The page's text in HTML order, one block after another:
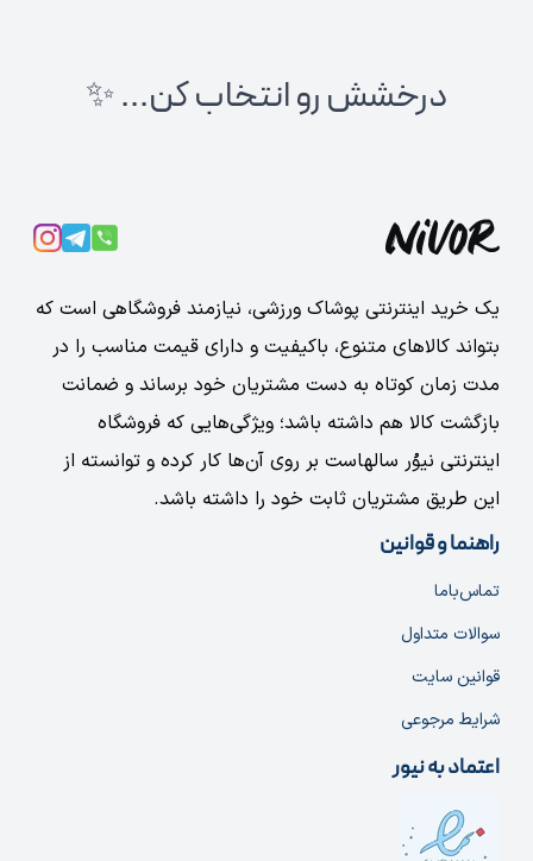
درخشش رو انتخاب کن... ✨
یک خرید اینترنتی پوشاک ورزشی، نیازمند فروشگاهی است که
بتواند کالاهای متنوع، باکیفیت و دارای قیمت مناسب را در
مدت زمان کوتاه به دست مشتریان خود برساند و ضمانت
بازگشت کالا هم داشته باشد؛ ویژگی‌هایی که فروشگاه
اینترنتی نیوُر سالهاست بر روی آن‌ها کار کرده و توانسته از
این طریق مشتریان ثابت خود را داشته باشد.
راهنما و قوانین
تماس‌با‌ما
سوالات متداول
قوانین سایت
شرایط مرجوعی
اعتماد به نیور